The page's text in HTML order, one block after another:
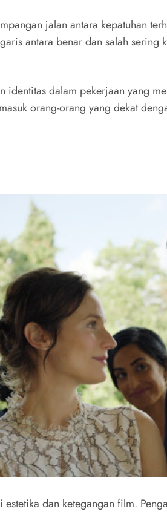
jalan antara kepatuhan
antara benar dan salah
dalam pekerjaan yang
orang-orang yang dekat
estetika dan ketegangan film.